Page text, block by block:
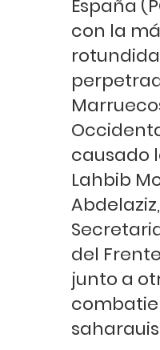
España
con la
causado
Lahbib
del
junto a